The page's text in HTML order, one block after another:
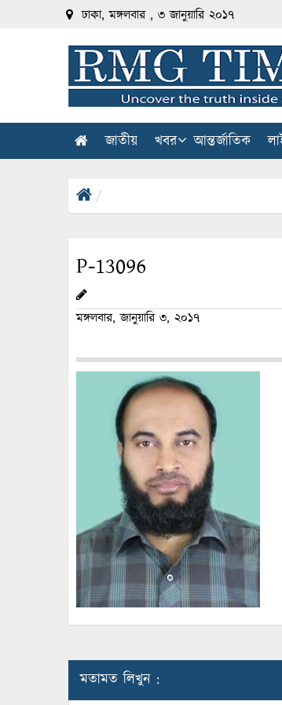
ঢাকা, মঙ্গলবার , ৩ জানুয়ারি ২০১৭
জাতীয় খবর আন্তর্জাতিক
P-13096
মঙ্গলবার, জানুয়ারি ৩, ২০১৭
মতামত লিখুন :